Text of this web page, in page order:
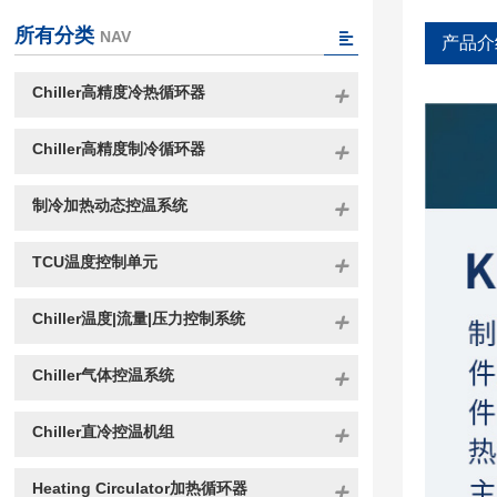
产品
所有分类 NAV
Chiller高精度冷热循环器
Chiller高精度制冷循环器
制冷加热动态控温系统
TCU温度控制单元
Chiller温度|流量|压力控制系统
Chiller气体控温系统
Chiller直冷控温机组
Heating Circulator加热循环器